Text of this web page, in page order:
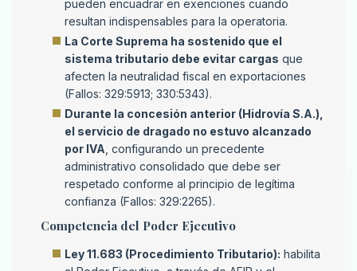
pueden encuadrar en exenciones cuando
resultan indispensables para la operatoria.
La Corte Suprema ha sostenido que el
sistema tributario debe evitar cargas que
afecten la neutralidad fiscal en exportaciones
(Fallos: 329:5913; 330:5343).
Durante la concesión anterior (Hidrovía S.A.),
el servicio de dragado no estuvo alcanzado
por IVA , configurando un precedente
administrativo consolidado que debe ser
respetado conforme al principio de legítima
confianza (Fallos: 329:2265).
Competencia del Poder Ejecutivo
Ley 11.683 (Procedimiento Tributario): habilita